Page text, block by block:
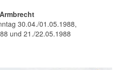
30.04./01.05.1988,
und 21./22.05.1988